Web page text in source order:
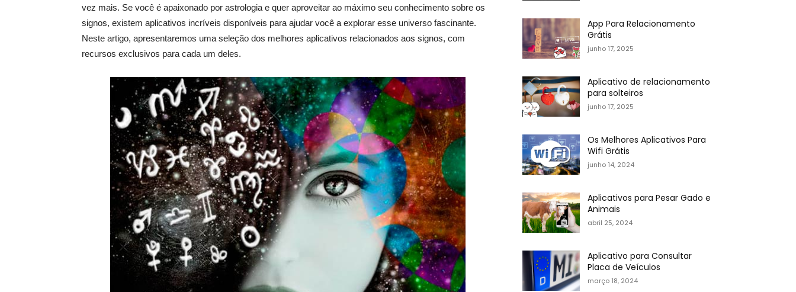
vez mais. Se você é apaixonado por astrologia e quer aproveitar ao máximo seu conhecimento sobre os
signos, existem aplicativos incríveis disponíveis para ajudar você a explorar esse universo fascinante.
Neste artigo, apresentaremos uma seleção dos melhores aplicativos relacionados aos signos, com
recursos exclusivos para cada um deles.
App Para Relacionamento
Grátis
junho 17, 2025
Aplicativo de relacionamento
para solteiros
junho 17, 2025
Os Melhores Aplicativos Para
Wifi Grátis
junho 14, 2024
Aplicativos para Pesar Gado e
Animais
abril 25, 2024
Aplicativo para Consultar
Placa de Veículos
março 18, 2024